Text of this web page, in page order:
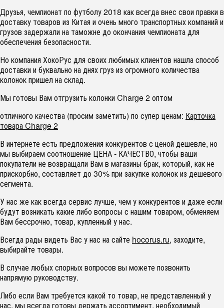
Друзья, чемпионат по футболу 2018 как всегда внес свои правки в
доставку товаров из Китая и очень много транспортных компаний и
грузов задержали на таможне до окончания чемпионата для
обеспечения безопасности.
Но компания ХокоРус для своих любимых клиентов нашла способ
доставки и буквально на днях груз из огромного количества
колонок пришел на склад.
Мы готовы Вам отгрузить колонки Charge 2 оптом
отличного качества (просим заметить) по супер ценам: Карточка
товара Charge 2
В интернете есть предложения конкурентов с ценой дешевле, но
мы выбираем соотношение ЦЕНА - КАЧЕСТВО, чтобы ваши
покупатели не возвращали Вам в магазины брак, который, как не
прискорбно, составляет до 30% при закупке колонок из дешевого
сегмента.
У нас же как всегда сервис лучше, чем у конкурентов и даже если
будут возникать какие либо вопросы с нашим товаром, обменяем
Вам бессрочно, товар, купленный у нас.
Всегда рады видеть Вас у нас на сайте hocorus.ru, заходите,
выбирайте товары.
В случае любых спорных вопросов вы можете позвонить
напрямую руководству.
Либо если Вам требуется какой то товар, не представленный у
нас, мы всегда готовы держать ассортимент, необходимый